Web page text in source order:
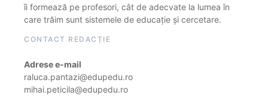
îi formează pe profesori, cât de adecvate la lumea în
care trăim sunt sistemele de educație și cercetare.
CONTACT REDACȚIE
Adrese e-mail
raluca.pantazi@edupedu.ro
mihai.peticila@edupedu.ro